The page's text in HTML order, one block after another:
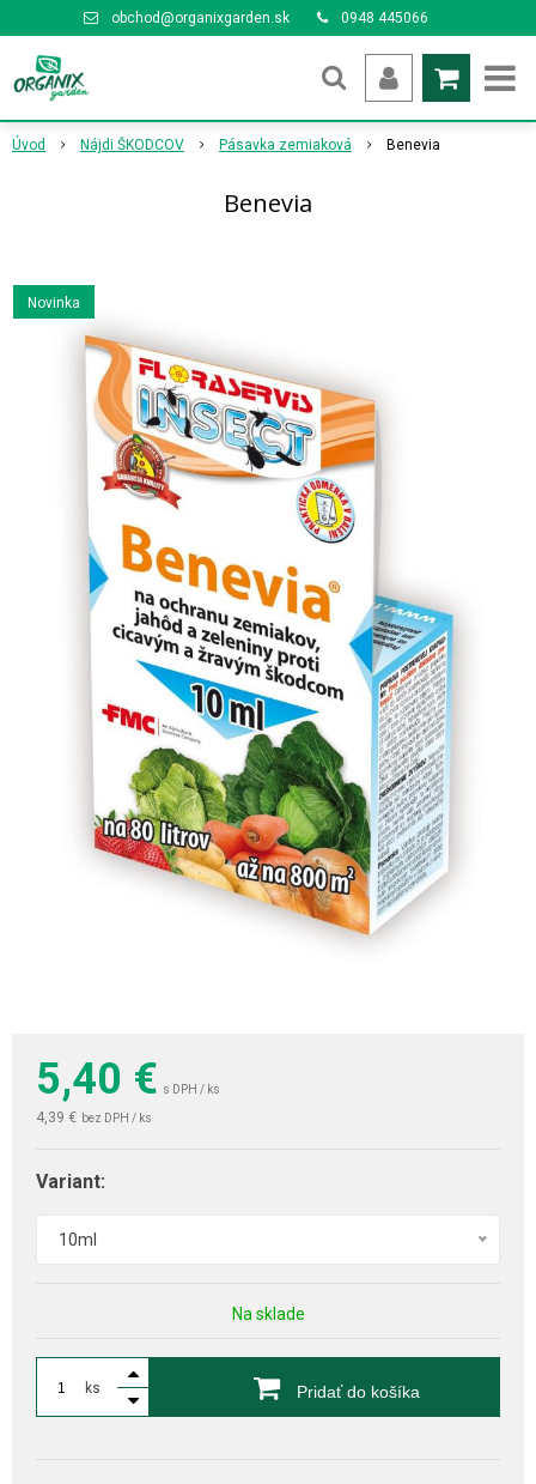
obchod@organixgarden.sk 0948 445066
Úvod Nájdi ŠKODCOV Pásavka zemiaková Benevia
Benevia
Novinka
5,40 € s DPH / ks
4,39 € bez DPH / ks
Variant:
10ml
Na sklade
ks Pridať do košíka